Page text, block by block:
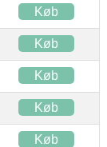
Køb
Køb
Køb
Køb
Køb